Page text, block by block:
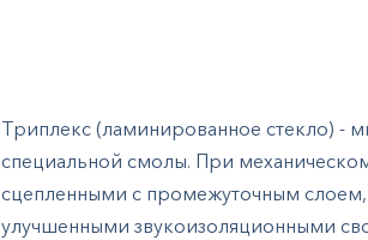
Триплекс (ламинированное стекло) -
специальной смолы. При
сцепленными с промежуточным
улучшенными звукоизоляционными